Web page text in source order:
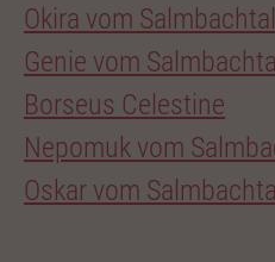
Okira vom Salmbachtal
Genie vom Salmbachtal
Borseus Celestine
Nepomuk vom
Oskar vom Salmbachtal